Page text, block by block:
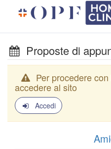
Proposte di
Per procedere
accedere al sito
Accedi